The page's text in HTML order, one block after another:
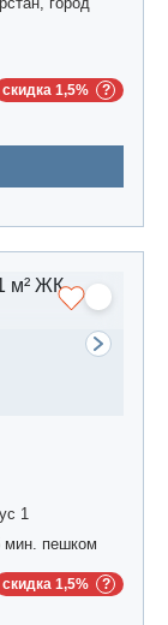
скидка 1,5%
1
мин. пешком
скидка 1,5%